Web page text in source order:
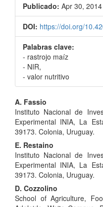
Publicado: Apr 30, 2014
DOI: https://doi.org/
Palabras clave:
- rastrojo maíz
- NIR,
- valor nutritivo
Contenido
principal
del
artículo
A. Fassio
Instituto Nacional de
Experimental INIA, La
39173. Colonia, Uruguay.
E. Restaino
Instituto Nacional de
Experimental INIA, La
39173. Colonia, Uruguay.
D. Cozzolino
School of Agriculture,